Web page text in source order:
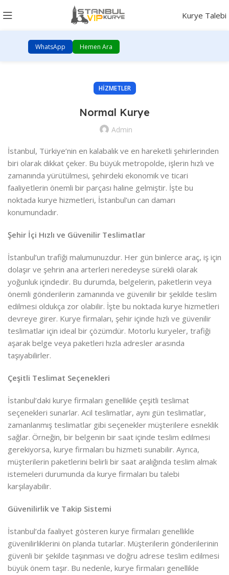
Kurye Talebi
WhatsApp Hemen Ara
HIZMETLER
Normal Kurye
Admin
İstanbul, Türkiye’nin en kalabalık ve en hareketli şehirlerinden
biri olarak dikkat çeker. Bu büyük metropolde, işlerin hızlı ve
zamanında yürütülmesi, şehirdeki ekonomik ve ticari
faaliyetlerin önemli bir parçası haline gelmiştir. İşte bu
noktada kurye hizmetleri, İstanbul’un can damarı
konumundadır.
Şehir İçi Hızlı ve Güvenilir Teslimatlar
İstanbul’un trafiği malumunuzdur. Her gün binlerce araç, iş için
dolaşır ve şehrin ana arterleri neredeyse sürekli olarak
yoğunluk içindedir. Bu durumda, belgelerin, paketlerin veya
önemli gönderilerin zamanında ve güvenilir bir şekilde teslim
edilmesi oldukça zor olabilir. İşte bu noktada kurye hizmetleri
devreye girer. Kurye firmaları, şehir içinde hızlı ve güvenilir
teslimatlar için ideal bir çözümdür. Motorlu kuryeler, trafiği
aşarak belge veya paketleri hızla adresler arasında
taşıyabilirler.
Çeşitli Teslimat Seçenekleri
İstanbul’daki kurye firmaları genellikle çeşitli teslimat
seçenekleri sunarlar. Acil teslimatlar, aynı gün teslimatlar,
zamanlanmış teslimatlar gibi seçenekler müşterilere esneklik
sağlar. Örneğin, bir belgenin bir saat içinde teslim edilmesi
gerekiyorsa, kurye firmaları bu hizmeti sunabilir. Ayrıca,
müşterilerin paketlerini belirli bir saat aralığında teslim almak
istemeleri durumunda da kurye firmaları bu talebi
karşılayabilir.
Güvenilirlik ve Takip Sistemi
İstanbul’da faaliyet gösteren kurye firmaları genellikle
güvenilirliklerini ön planda tutarlar. Müşterilerin gönderilerinin
güvenli bir şekilde taşınması ve doğru adrese teslim edilmesi
büyük önem taşır. Bu nedenle, kurye firmaları genellikle